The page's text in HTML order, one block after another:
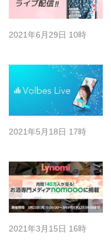
2021年6月29日 10時
2021年5月18日 17時
2021年3月15日 16時